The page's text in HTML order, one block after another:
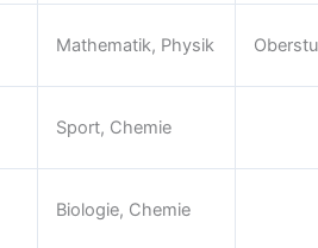
Mathematik, Physik
Sport, Chemie
Biologie, Chemie